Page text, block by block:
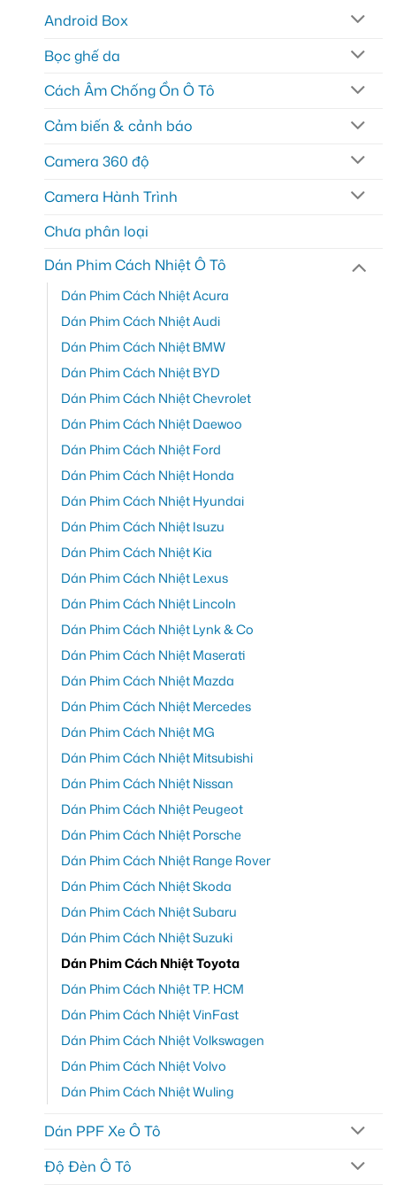
Android Box
Bọc ghế da
Cách Âm Chống Ồn Ô Tô
Cảm biến & cảnh báo
Camera 360 độ
Camera Hành Trình
Chưa phân loại
Dán Phim Cách Nhiệt Ô Tô
Dán Phim Cách Nhiệt Acura
Dán Phim Cách Nhiệt Audi
Dán Phim Cách Nhiệt BMW
Dán Phim Cách Nhiệt BYD
Dán Phim Cách Nhiệt Chevrolet
Dán Phim Cách Nhiệt Daewoo
Dán Phim Cách Nhiệt Ford
Dán Phim Cách Nhiệt Honda
Dán Phim Cách Nhiệt Hyundai
Dán Phim Cách Nhiệt Isuzu
Dán Phim Cách Nhiệt Kia
Dán Phim Cách Nhiệt Lexus
Dán Phim Cách Nhiệt Lincoln
Dán Phim Cách Nhiệt Lynk & Co
Dán Phim Cách Nhiệt Maserati
Dán Phim Cách Nhiệt Mazda
Dán Phim Cách Nhiệt Mercedes
Dán Phim Cách Nhiệt MG
Dán Phim Cách Nhiệt Mitsubishi
Dán Phim Cách Nhiệt Nissan
Dán Phim Cách Nhiệt Peugeot
Dán Phim Cách Nhiệt Porsche
Dán Phim Cách Nhiệt Range Rover
Dán Phim Cách Nhiệt Skoda
Dán Phim Cách Nhiệt Subaru
Dán Phim Cách Nhiệt Suzuki
Dán Phim Cách Nhiệt Toyota
Dán Phim Cách Nhiệt TP. HCM
Dán Phim Cách Nhiệt VinFast
Dán Phim Cách Nhiệt Volkswagen
Dán Phim Cách Nhiệt Volvo
Dán Phim Cách Nhiệt Wuling
Dán PPF Xe Ô Tô
Độ Đèn Ô Tô